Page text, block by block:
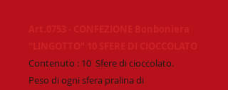
Contenuto : 10 Sfere di cioccolato.
Peso di ogni sfera pralina di